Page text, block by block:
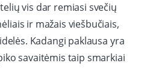
vis dar remiasi svečių
ir mažais viešbučiais,
Kadangi paklausa yra
savaitėmis taip smarkiai